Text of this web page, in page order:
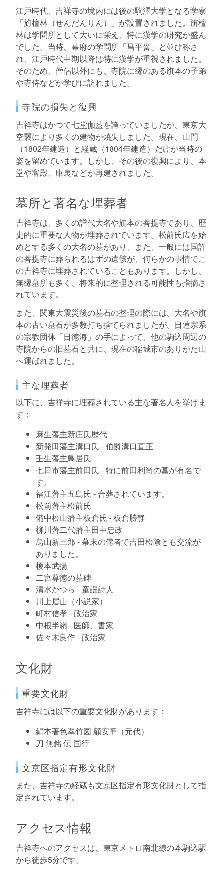
江戸時代、吉祥寺の境内には後の駒澤大学となる学寮
「旃檀林（せんだんりん）」が設置されました。旃檀
林は学問所として大いに栄え、特に漢学の研究が盛ん
でした。当時、幕府の学問所「昌平黌」と並び称さ
れ、江戸時代中期以降は特に漢学が重視されました。
そのため、僧侶以外にも、寺院に縁のある旗本の子弟
や寺侍などが学びに訪れました。
寺院の損失と復興
吉祥寺はかつて七堂伽藍を誇っていましたが、東京大
空襲により多くの建物が焼失しました。現在、山門
（1802年建造）と経蔵（1804年建造）だけが当時の
姿を留めています。しかし、その後の復興により、本
堂や客殿、庫裏などが再建されました。
墓所と著名な埋葬者
吉祥寺は、多くの譜代大名や旗本の菩提寺であり、歴
史的に重要な人物が埋葬されています。松前氏広を始
めとする多くの大名の墓があり、また、一般には国許
の菩提寺に葬られるはずの遺骸が、何らかの事情でこ
の吉祥寺に埋葬されていることもあります。しかし、
無縁墓所も多く、将来的に整理される可能性も指摘さ
れています。
また、関東大震災後の墓石の整理の際には、大名や旗
本の古い墓石が多数打ち捨てられましたが、日蓮宗系
の宗教団体「日徳海」の手によって、他の駒込周辺の
寺院からの旧墓石と共に、現在の稲城市のありがた山
へ運ばれました。
主な埋葬者
以下に、吉祥寺に埋葬されている主な著名人を挙げま
す：
麻生藩主新庄氏歴代
新発田藩主溝口氏 - 伯爵溝口直正
壬生藩主鳥居氏
七日市藩主前田氏 - 特に前田利尚の墓が有名で
す。
福江藩主五島氏 - 合葬されています。
松前藩主松前氏
備中松山藩主板倉氏 - 板倉勝静
柳川藩二代藩主田中忠政
鳥山新三郎 - 幕末の儒者で吉田松陰とも交流が
ありました。
榎本武揚
二宮尊徳の墓碑
清水かつら - 童謡詩人
川上眉山（小説家）
町村信孝 - 政治家
中根半嶺 - 医師、書家
佐々木良作 - 政治家
文化財
重要文化財
吉祥寺には以下の重要文化財があります：
絹本著色翠竹図 顧安筆（元代）
刀 無銘 伝 国行
文京区指定有形文化財
また、吉祥寺の経蔵も文京区指定有形文化財として指
定されています。
アクセス情報
吉祥寺へのアクセスは、東京メトロ南北線の本駒込駅
から徒歩5分です。